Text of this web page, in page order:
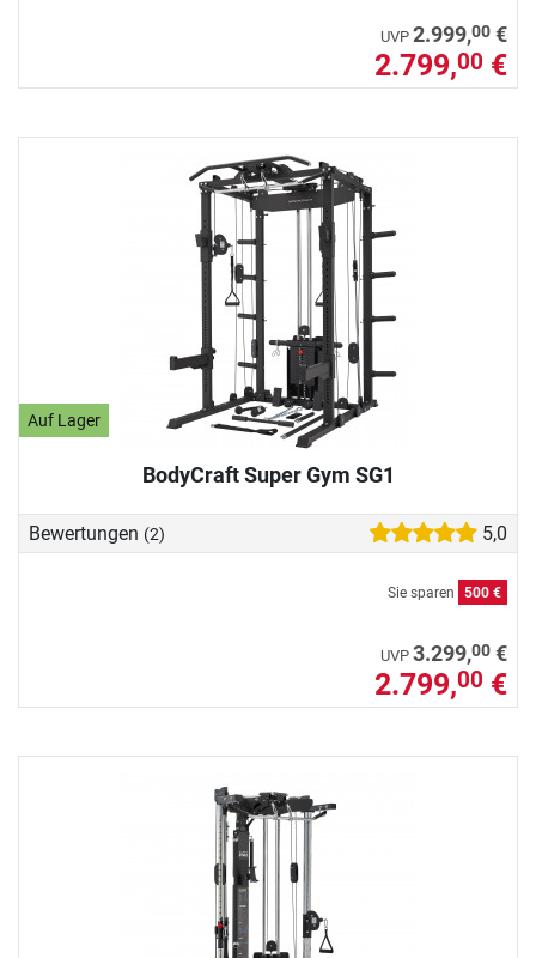
UVP 2.999,00 €
2.799,00 €
Auf Lager
BodyCraft Super Gym SG1
Bewertungen (2) 5,0
Sie sparen 500 €
UVP 3.299,00 €
2.799,00 €